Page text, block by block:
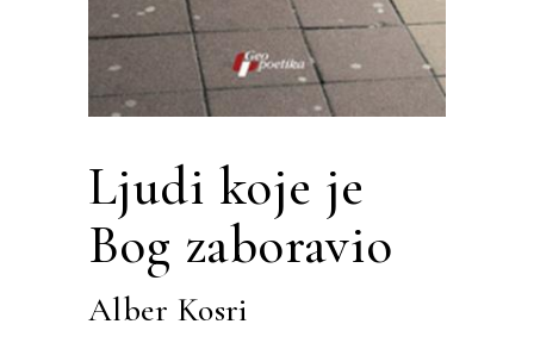
Ljudi koje je
Bog zaboravio
Alber Kosri